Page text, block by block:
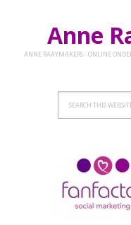
Anne
ANNE RAAYMAKERS - ONLINE